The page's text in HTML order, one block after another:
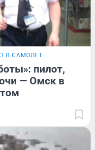
САМОЛЕТ
пилот,
— Омск в